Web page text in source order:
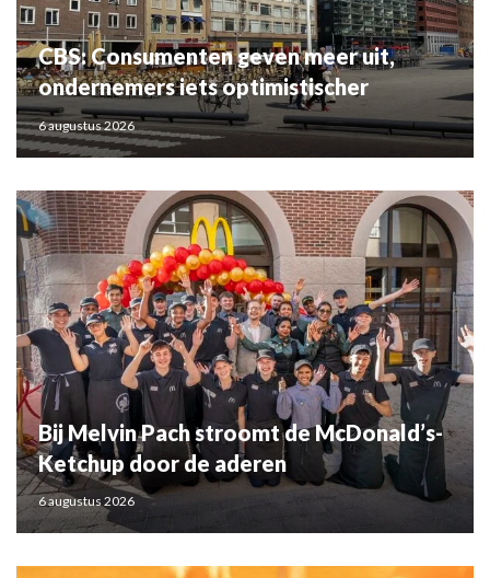
CBS: Consumenten geven meer uit,
ondernemers iets optimistischer
6 augustus 2026
Bij Melvin Pach stroomt de McDonald’s-
Ketchup door de aderen
6 augustus 2026